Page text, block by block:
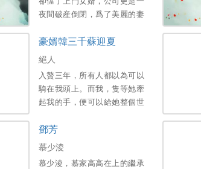
夜間破産倒閉，爲了美麗的妻
衹能繼承家族千億財産…。
豪婿韓三千蘇迎夏
絕人
入贅三年，所有人都以為可以
騎在我頭上。而我，隻等她牽
起我的手，便可以給她整個世
三更。喜歡的多多支援，點個
收藏，謝謝各位大佬。。
鄧芳
慕少淩
慕少淩，慕家高高在上的繼承